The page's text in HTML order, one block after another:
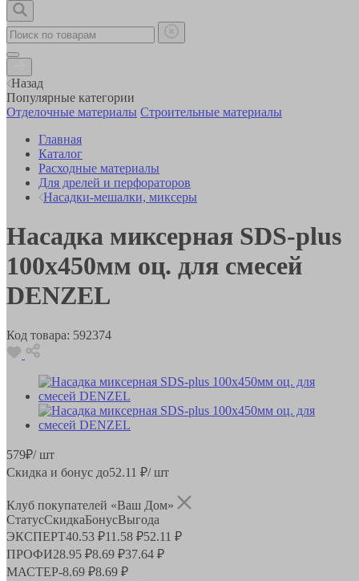
Назад
Популярные категории
Отделочные материалы Строительные материалы
Главная
Каталог
Расходные материалы
Для дрелей и перфораторов
Насадки-мешалки, миксеры
Насадка миксерная SDS-plus
100х450мм оц. для смесей
DENZEL
Код товара: 592374
579₽/ шт
Скидка и бонус до52.11 ₽/ шт
Клуб покупателей «Ваш Дом»
СтатусСкидкаБонусВыгода
ЭКСПЕРТ40.53 ₽11.58 ₽52.11 ₽
ПРОФИ28.95 ₽8.69 ₽37.64 ₽
МАСТЕР-8.69 ₽8.69 ₽